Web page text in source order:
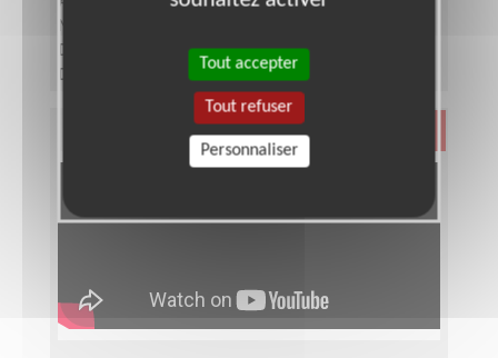
Maritimes (Ouest)
Date :
Tout le temps
Disponibilité demandée :
2 heures par semaine
Tout accepter
Tout refuser
Personnaliser